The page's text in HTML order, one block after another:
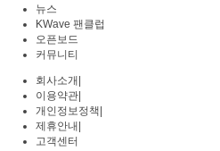
뉴스
KWave 팬클럽
오픈보드
커뮤니티
회사소개
이용약관
개인정보정책
제휴안내
고객센터